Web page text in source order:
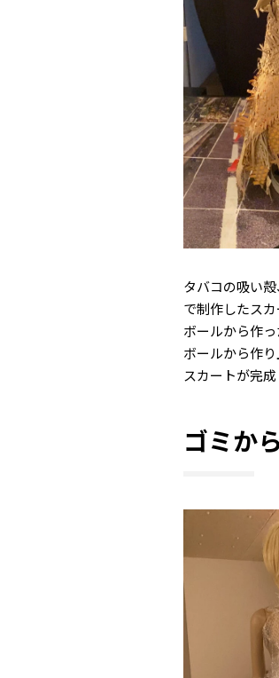
タバコの吸い
で制作したス
ボールから作
ボールから作
スカートが完成
ゴミか